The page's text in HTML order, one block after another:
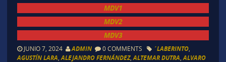
MDV1
MDV2
MDV3
JUNIO 7, 2024 ADMIN 0 COMMENTS ´LABERINTO,
AGUSTÍN LARA ALEJANDRO FERNÁNDEZ, ALTEMAR DUTRA ALVARO